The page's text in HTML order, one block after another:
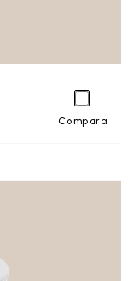
Compara